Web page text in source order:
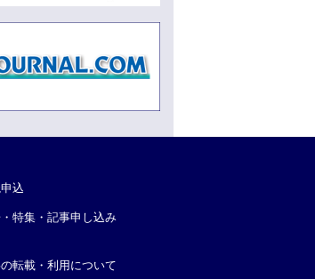
込
特集・記事申し込み
転載・利用について